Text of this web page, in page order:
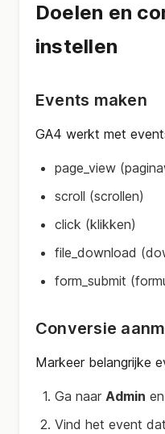
Doelen en
instellen
Events maken
GA4 werkt met
page_view
scroll (scrollen)
click (klikken)
file_download
form_submit
Conversie
Markeer belangrijke
Ga naar Admin
Vind het event